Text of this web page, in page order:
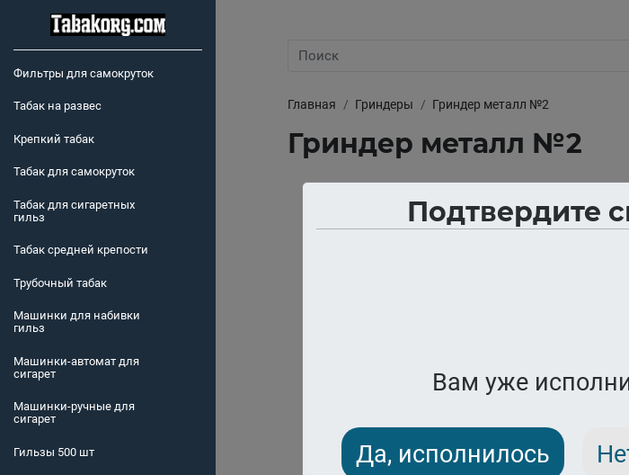
Фильтры для самокруток
Табак на развес
Крепкий табак
Табак для самокруток
Табак для сигаретных
гильз
Табак средней крепости
Трубочный табак
Машинки для набивки
гильз
Машинки-автомат для
сигарет
Машинки-ручные для
сигарет
Гильзы 500 шт
Подтвердите
Вам уже
Да, исполнилось
Главная Гриндеры Гриндер металл №2
Гриндер металл №2